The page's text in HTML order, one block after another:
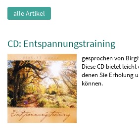
alle Artikel
CD: Entspannungstraining
gesprochen von
Diese CD bietet
denen Sie Erholung
können.